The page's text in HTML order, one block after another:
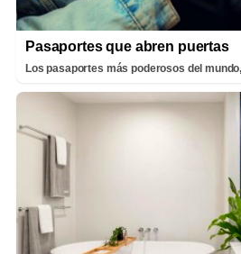
Pasaportes que abren puertas
Los pasaportes más poderosos del